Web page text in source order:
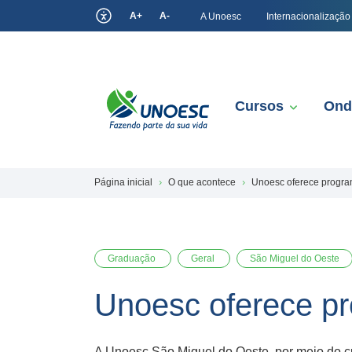
A+ A- A Unoesc Internacionalização
Cursos
Página inicial O que acontece Unoesc oferece
Graduação Geral São Miguel do Oeste
Unoesc oferece